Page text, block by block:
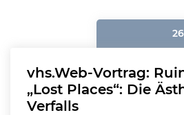
vhs.Web-Vortrag:
„Lost Places“: Die
Verfalls